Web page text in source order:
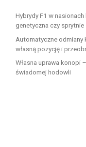
Hybrydy F1 w
genetyczna czy
Automatyczne
własną pozycję i
Własna uprawa konopi
świadomej hodowli